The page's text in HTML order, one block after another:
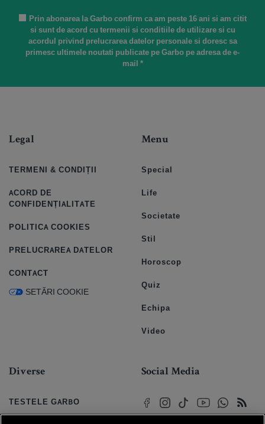
Prin abonarea la Garbo confirm ca am peste 16 ani si am citit
si sunt de acord cu termenii si conditiile de utilizare si cu
acordul privind prelucrarea datelor personale si doresc sa
primesc ultimele noutati publicate pe Garbo pe adresa de e-
mail *
Legal
TERMENI & CONDIȚII
ACORD DE
CONFIDENȚIALITATE
POLITICA COOKIES
PRELUCRAREA DATELOR
CONTACT
SETĂRI COOKIE
Menu
Special
Life
Societate
Stil
Horoscop
Quiz
Echipa
Video
Diverse
TESTELE GARBO
Social Media